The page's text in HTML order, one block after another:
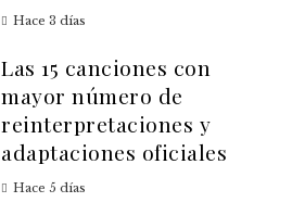
Hace 3 días
Las 15 canciones con
mayor número de
reinterpretaciones y
adaptaciones oficiales
Hace 5 días